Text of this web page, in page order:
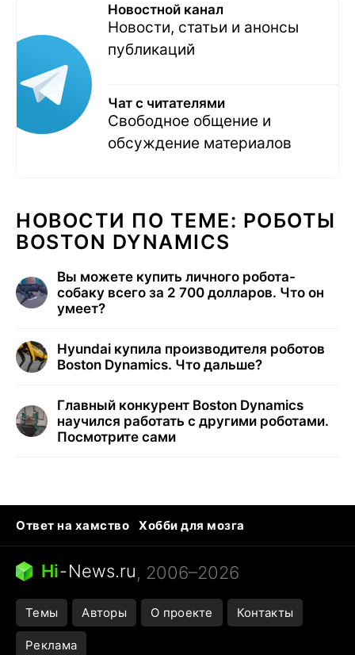
Новостной канал
Новости, статьи и анонсы
публикаций
Чат с читателями
Свободное общение и
обсуждение материалов
НОВОСТИ ПО ТЕМЕ: РОБОТЫ
BOSTON DYNAMICS
Вы можете купить личного робота-
собаку всего за 2 700 долларов. Что он
умеет?
Hyundai купила производителя роботов
Boston Dynamics. Что дальше?
Главный конкурент Boston Dynamics
научился работать с другими роботами.
Посмотрите сами
Ответ на хамство
Хобби для мозга
Бензин 100 и 95
Тунцы в океанариуме
Следующая пандемия
Hi-News.ru, 2006–2026
Темы Авторы О проекте Контакты
Реклама